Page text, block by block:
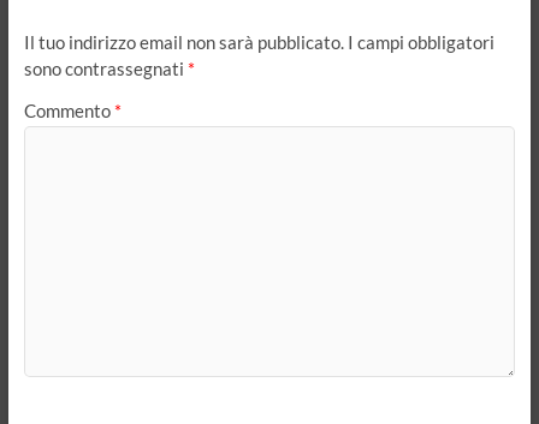
Il tuo indirizzo email non sarà pubblicato. I campi obbligatori
sono contrassegnati *
Commento *